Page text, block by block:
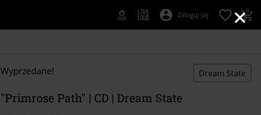
×
Zaloguj się 0
Wyprzedane! Dream State
"Primrose Path" | CD | Dream State